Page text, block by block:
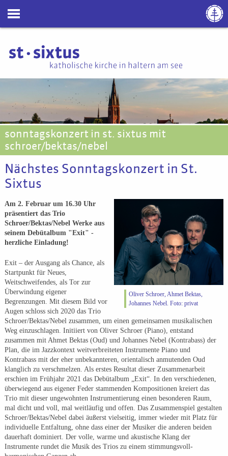
sonntagskonzert in st. sixtus mit
schroer/bektas/nebel
Nächstes Sonntagskonzert in St.
Sixtus
Oliver Schroer, Ahmet Bektas,
Johannes Nebel. Foto: privat
Am 2. Februar um 16.30 Uhr
präsentiert das Trio
Schroer/Bektas/Nebel Werke aus
seinem Debütalbum "Exit" -
herzliche Einladung!
Exit – der Ausgang als Chance, als
Startpunkt für Neues,
Weitschweifendes, als Tor zur
Überwindung eigener
Begrenzungen. Mit diesem Bild vor
Augen schloss sich 2020 das Trio
Schroer/Bektas/Nebel zusammen, um einen gemeinsamen musikalischen
Weg einzuschlagen. Initiiert von Oliver Schroer (Piano), entstand
zusammen mit Ahmet Bektas (Oud) und Johannes Nebel (Kontrabass) der
Plan, die im Jazzkontext weitverbreiteten Instrumente Piano und
Kontrabass mit der eher unbekannteren, orientalisch anmutenden Oud
klanglich zu verschmelzen. Als erstes Resultat dieser Zusammenarbeit
erschien im Frühjahr 2021 das Debütalbum „Exit“. In den verschiedenen,
überwiegend aus eigener Feder stammenden Kompositionen kreiert das
Trio mit dieser ungewohnten Instrumentierung einen besonderen Raum,
mal dicht und voll, mal weitläufig und offen. Das Zusammenspiel gestalten
Schroer/Bektas/Nebel dabei äußerst vielseitig, immer wieder mit Platz für
individuelle Entfaltung, ohne dass einer der Musiker die anderen beiden
dauerhaft dominiert. Der volle, warme und akustische Klang der
Instrumente rundet die Musik des Trios zu einem stimmungsvoll-